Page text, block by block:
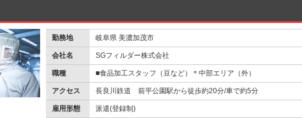
勤務地 岐阜県 美濃加茂市
会社名 SGフィルダー株式会社
職種 ■食品加工スタッフ（豆など）＊中部エリア（外）
アクセス 長良川鉄道 前平公園駅から徒歩約20分/車で約5分
雇用形態 派遣(登録制)